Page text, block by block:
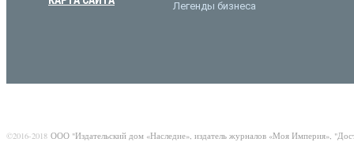
Легенды бизнеса
©2016-2018 ООО "Издательский дом «Наследие», издатель журналов «Моя Империя»,